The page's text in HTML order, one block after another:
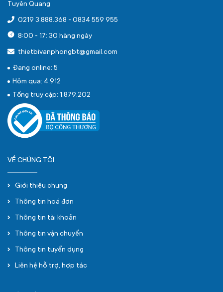
Tuyên Quang
0219 3.888.368 - 0834 559 955
8:00 - 17: 30 hàng ngày
thietbivanphongbt@gmail.com
Đang online: 5
Hôm qua: 4,912
Tổng truy cập: 1,879,202
VỀ CHÚNG TÔI
Giới thiệu chung
Thông tin hoá đơn
Thông tin tài khoản
Thông tin vận chuyển
Thông tin tuyển dụng
Liên hệ hỗ trợ, hợp tác